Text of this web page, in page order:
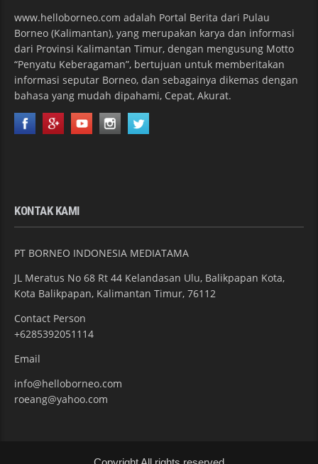
www.helloborneo.com adalah Portal Berita dari Pulau
Borneo (Kalimantan), yang merupakan karya dan informasi
dari Provinsi Kalimantan Timur, dengan mengusung Motto
“Penyatu Keberagaman”, bertujuan untuk memberitakan
informasi seputar Borneo, dan sebagainya dikemas dengan
bahasa yang mudah dipahami, Cepat, Akurat.
KONTAK KAMI
PT BORNEO INDONESIA MEDIATAMA
JL Meratus No 68 Rt 44 Kelandasan Ulu, Balikpapan Kota,
Kota Balikpapan, Kalimantan Timur, 76112
Contact Person
+6285392051114
Email
info@helloborneo.com
roeang@yahoo.com